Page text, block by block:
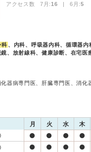
アクセス数 7月:16 | 6月:5
科 、内科、呼吸器内科、循環器
、放射線科、健康診断、在宅医
器病専門医、肝臓専門医、消化
月 火 水 木